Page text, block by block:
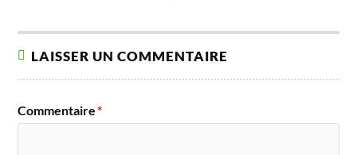
LAISSER UN COMMENTAIRE
Commentaire*